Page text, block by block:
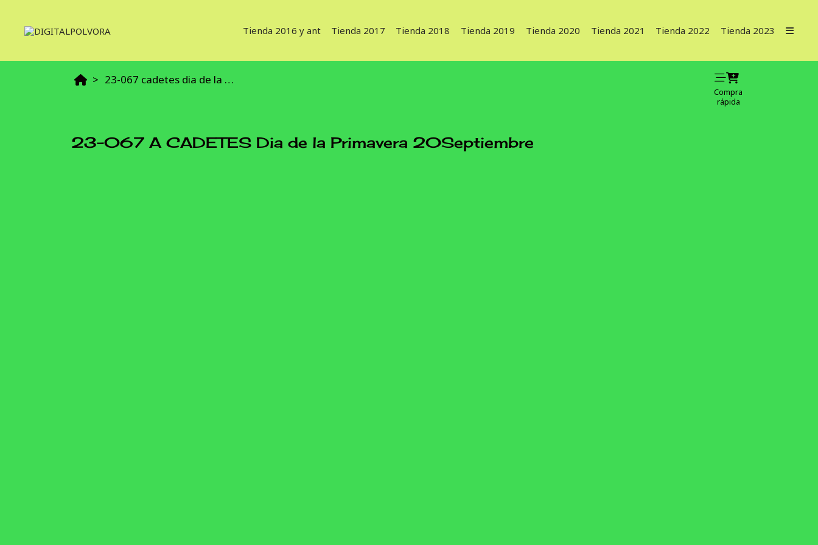
Tienda 2016 y ant Tienda 2017 Tienda 2018 Tienda 2019 Tienda 2020 Tienda 2021 Tienda 2022 Tienda 2023
23-067 cadetes dia de la primavera
Compra
rápida
23-067 A CADETES Dia de la Primavera 20Septiembre